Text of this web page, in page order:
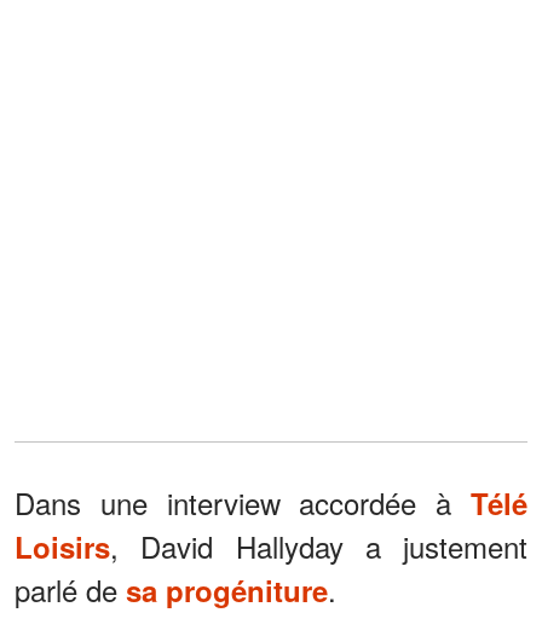
Dans une interview accordée à Télé
Loisirs, David Hallyday a justement
parlé de sa progéniture.